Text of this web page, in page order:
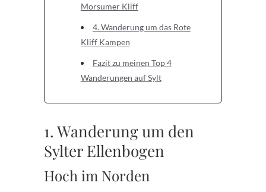
Morsumer Kliff
4. Wanderung um das Rote
Kliff Kampen
Fazit zu meinen Top 4
Wanderungen auf Sylt
1. Wanderung um den
Sylter Ellenbogen
Hoch im Norden